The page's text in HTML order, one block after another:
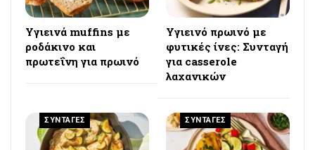
Υγιεινά muffins με
ροδάκινο και
πρωτεΐνη για πρωινό
Υγιεινό πρωινό με
φυτικές ίνες: Συνταγή
για casserole
λαχανικών
ΣΥΝΤΑΓΕΣ ΣΥΝΤΑΓΕΣ